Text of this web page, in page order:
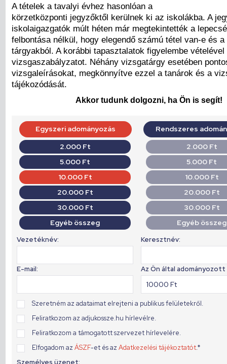
A tételek a tavalyi évhez hasonlóan a
körzetközponti jegyzőktől kerülnek ki az iskolákba. A
iskolaigazgatók múlt héten már megtekintették a
felbontása nélkül, hogy elegendő számú tétel van-e és a
tárgyakból. A korábbi tapasztalatok figyelembe
vizsgaszabályzatot. Néhány vizsgatárgy esetében
vizsgaleírásokat, megkönnyítve ezzel a tanárok és a
tájékozódását.
Akkor tudunk dolgozni, ha Ön is segít!